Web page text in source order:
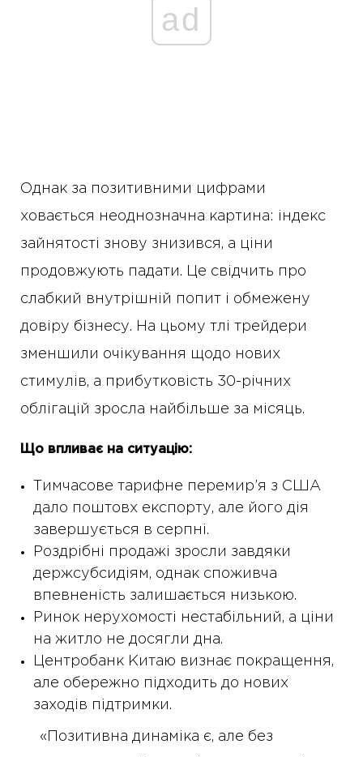
ad
Однак за позитивними цифрами
ховається неоднозначна картина: індекс
зайнятості знову знизився, а ціни
продовжують падати. Це свідчить про
слабкий внутрішній попит і обмежену
довіру бізнесу. На цьому тлі трейдери
зменшили очікування щодо нових
стимулів, а прибутковість 30-річних
облігацій зросла найбільше за місяць.
Що впливає на ситуацію:
Тимчасове тарифне перемир’я з США
дало поштовх експорту, але його дія
завершується в серпні.
Роздрібні продажі зросли завдяки
держсубсидіям, однак споживча
впевненість залишається низькою.
Ринок нерухомості нестабільний, а ціни
на житло не досягли дна.
Центробанк Китаю визнає покращення,
але обережно підходить до нових
заходів підтримки.
«Позитивна динаміка є, але без